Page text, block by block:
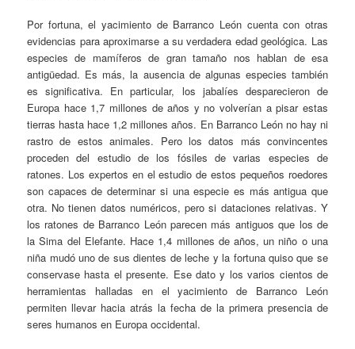
Por fortuna, el yacimiento de Barranco León cuenta con otras
evidencias para aproximarse a su verdadera edad geológica. Las
especies de mamíferos de gran tamaño nos hablan de esa
antigüedad. Es más, la ausencia de algunas especies también
es significativa. En particular, los jabalíes desparecieron de
Europa hace 1,7 millones de años y no volverían a pisar estas
tierras hasta hace 1,2 millones años. En Barranco León no hay ni
rastro de estos animales. Pero los datos más convincentes
proceden del estudio de los fósiles de varias especies de
ratones. Los expertos en el estudio de estos pequeños roedores
son capaces de determinar si una especie es más antigua que
otra. No tienen datos numéricos, pero si dataciones relativas. Y
los ratones de Barranco León parecen más antiguos que los de
la Sima del Elefante. Hace 1,4 millones de años, un niño o una
niña mudó uno de sus dientes de leche y la fortuna quiso que se
conservase hasta el presente. Ese dato y los varios cientos de
herramientas halladas en el yacimiento de Barranco León
permiten llevar hacia atrás la fecha de la primera presencia de
seres humanos en Europa occidental.